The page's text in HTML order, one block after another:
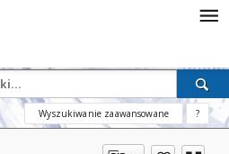
Wyszukiwanie zaawansowane ?